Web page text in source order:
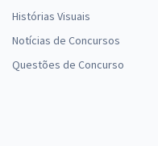
Histórias Visuais
Notícias de Concursos
Questões de Concurso